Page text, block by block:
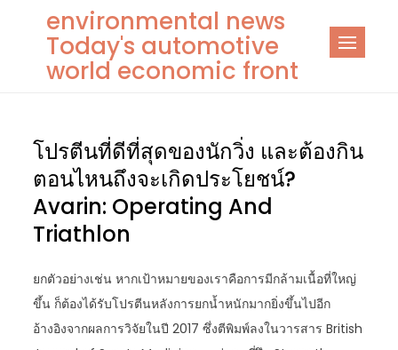
content
environmental news
Today's automotive
world economic front
โปรตีนที่ดีที่สุดของนักวิ่ง และต้องกิน
ตอนไหนถึงจะเกิดประโยชน์?
Avarin: Operating And
Triathlon
ยกตัวอย่างเช่น หากเป้าหมายของเราคือการมีกล้ามเนื้อที่ใหญ่
ขึ้น ก็ต้องได้รับโปรตีนหลังการยกน้ำหนักมากยิ่งขึ้นไปอีก
อ้างอิงจากผลการวิจัยในปี 2017 ซึ่งตีพิมพ์ลงในวารสาร British